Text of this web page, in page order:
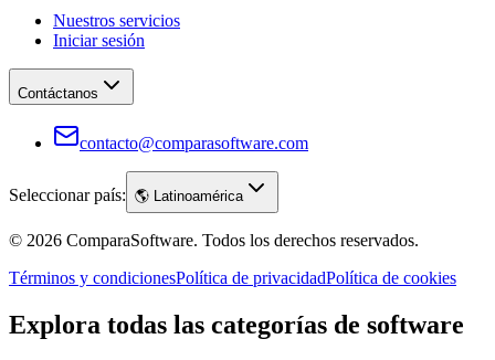
Nuestros servicios
Iniciar sesión
Contáctanos
contacto@comparasoftware.com
Seleccionar país: 🌎 Latinoamérica
© 2026 ComparaSoftware. Todos los derechos reservados.
Términos y condicionesPolítica de privacidadPolítica de cookies
Explora todas las categorías de software